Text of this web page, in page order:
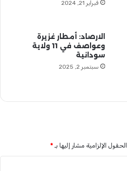
فبراير 21, 2024
الارصاد: أمطار غزيرة
وعواصف في 11 ولاية
سودانية
سبتمبر 2, 2025
الحقول الإلزامية مشار إليها بـ *